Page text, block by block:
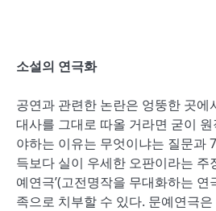
소설의 연극화
공연과 관련한 논란은 엉뚱한 곳에
대사를 그대로 따올 거라면 굳이
야하는 이유는 무엇이냐는 질문과
득보다 실이 우세한 오판이라는 주
예연극’(고전명작을 무대화하는
족으로 치부할 수 있다. 문예연극